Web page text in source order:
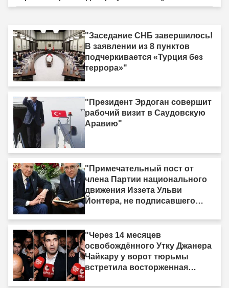
"Заседание СНБ завершилось!
В заявлении из 8 пунктов
подчеркивается «Турция без
террора»"
"Президент Эрдоган совершит
рабочий визит в Саудовскую
Аравию"
"Примечательный пост от
члена Партии национального
движения Иззета Ульви
Йонтера, не подписавшего
есть одна жизнь, и она тоже
должна быть принесена в
жертву»"
"Через 14 месяцев
освобождённого Утку Джанера
Чайкару у ворот тюрьмы
встретила восторженная